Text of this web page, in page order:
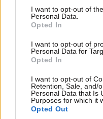
consent section.
I want to opt-out of
Personal Data.
Opted In
I want to opt-out of
Personal Data for
Opted In
I want to opt-out of
Retention, Sale, and/
Personal Data that Is
Purposes for which it
Opted Out
Και στην ειδομενη
γατες...
Απαντήστε